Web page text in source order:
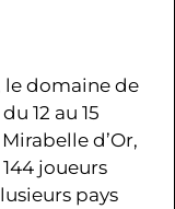
le domaine de
12 au 15
d’Or,
joueurs
pays